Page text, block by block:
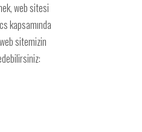
web sitesi
kapsamında
sitemizin